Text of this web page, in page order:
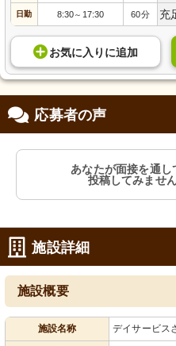
日勤 8:30～ 17:30 60分 充
お気に入り に追加
応募者の声
あなたが面接を通
投稿してみませ
施設詳細
施設概要
施設名称 デイサービス